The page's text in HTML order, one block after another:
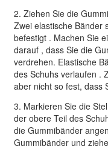
2. Ziehen Sie die
Zwei elastische Bänder
befestigt . Machen Sie
darauf , dass Sie die
verdrehen. Elastische
des Schuhs verlaufen .
aber nicht so fest, dass
3. Markieren Sie die
der obere Teil des
die Gummibänder
Gummibänder und